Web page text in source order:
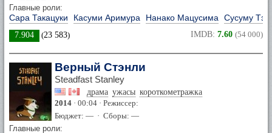
Главные роли:
Сара Такацуки Касуми Аримура Нанако Мацусима Сусуму
7.904 (23 583) IMDB: 7.60 (54 000)
Верный Стэнли
Steadfast Stanley
драма ужасы короткометражка
2014 · 00:04 · Режиссер:
Бюджет: — · Сборы: —
Главные роли: